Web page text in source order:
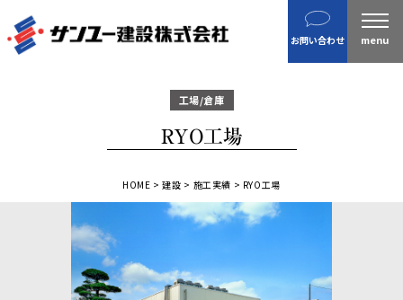
お問い合わせ
建設
私たちの目指す姿 / CSR
工場/倉庫
RYO工場
HOME >建設 > 施工実績 > RYO工場